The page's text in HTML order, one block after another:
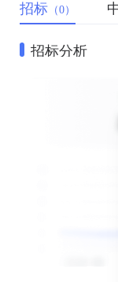
招标 （0）
招标分析